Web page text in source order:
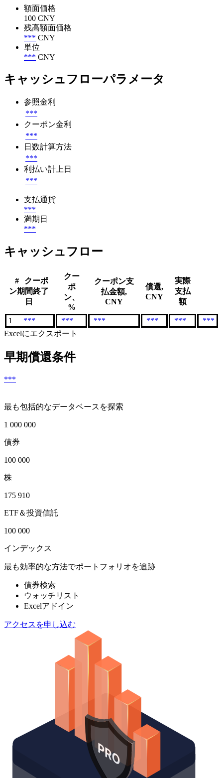
額面価格
100 CNY
残高額面価格
*** CNY
単位
*** CNY
キャッシュフローパラメータ
参照金利
***
クーポン金利
***
日数計算方法
***
利払い計上日
***
支払通貨
***
満期日
***
キャッシュフロー
#
クーポ
ン期間終了
日
クー
ポ
ン、
%
クーポン支
払金額,
CNY
償還,
CNY
実際
支払
額
1 *** *** *** *** ***
***
Excelにエクスポート
早期償還条件
***
最も包括的なデータベースを探索
1 000 000
債券
100 000
株
175 910
ETF＆投資信託
100 000
インデックス
最も効率的な方法でポートフォリオを追跡
債券検索
ウォッチリスト
Excelアドイン
アクセスを申し込む